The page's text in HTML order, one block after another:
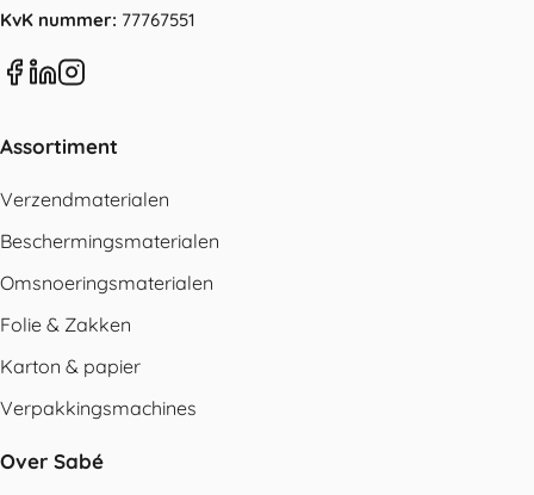
KvK nummer: 77767551
Assortiment
Verzendmaterialen
Beschermingsmaterialen
Omsnoeringsmaterialen
Folie & Zakken
Karton & papier
Verpakkingsmachines
Over Sabé